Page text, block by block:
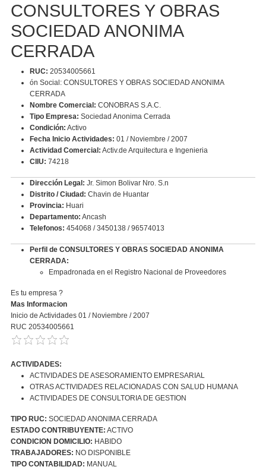
CONSULTORES Y OBRAS
SOCIEDAD ANONIMA
CERRADA
RUC: 20534005661
ón Social: CONSULTORES Y OBRAS SOCIEDAD ANONIMA
CERRADA
Nombre Comercial: CONOBRAS S.A.C.
Tipo Empresa: Sociedad Anonima Cerrada
Condición: Activo
Fecha Inicio Actividades: 01 / Noviembre / 2007
Actividad Comercial: Activ.de Arquitectura e Ingenieria
CIIU: 74218
Dirección Legal: Jr. Simon Bolivar Nro. S.n
Distrito / Ciudad: Chavin de Huantar
Provincia: Huari
Departamento: Ancash
Telefonos: 454068 / 3450138 / 96574013
Perfil de CONSULTORES Y OBRAS SOCIEDAD ANONIMA
CERRADA:
Empadronada en el Registro Nacional de Proveedores
Es tu empresa ?
Mas Informacion
Inicio de Actividades 01 / Noviembre / 2007
RUC 20534005661
ACTIVIDADES:
ACTIVIDADES DE ASESORAMIENTO EMPRESARIAL
OTRAS ACTIVIDADES RELACIONADAS CON SALUD HUMANA
ACTIVIDADES DE CONSULTORIA DE GESTION
TIPO RUC: SOCIEDAD ANONIMA CERRADA
ESTADO CONTRIBUYENTE: ACTIVO
CONDICION DOMICILIO: HABIDO
TRABAJADORES: NO DISPONIBLE
TIPO CONTABILIDAD: MANUAL